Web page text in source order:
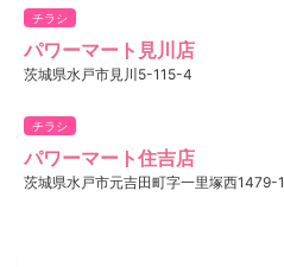
チラシ
パワーマート見川店
茨城県水戸市見川5-115-4
チラシ
パワーマート住吉店
茨城県水戸市元吉田町字一里塚西1479-1